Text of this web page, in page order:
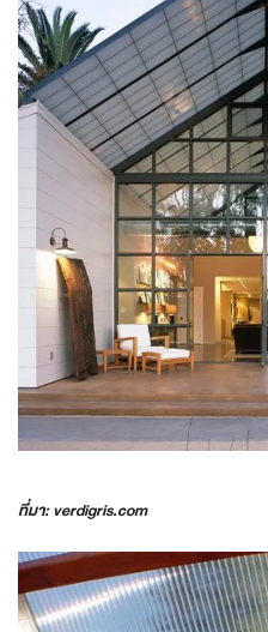
ที่มา: verdigris.com